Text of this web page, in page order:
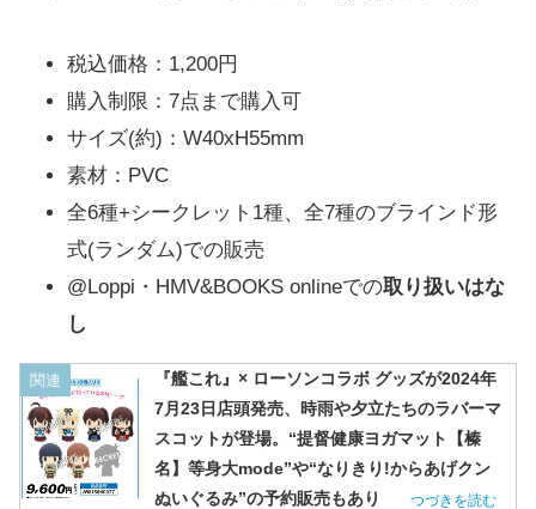
税込価格：1,200円
購入制限：7点まで購入可
サイズ(約)：W40xH55mm
素材：PVC
全6種+シークレット1種、全7種のブラインド形
式(ランダム)での販売
@Loppi・HMV&BOOKS onlineでの取り扱いはな
し
関連
『艦これ』× ローソンコラボ グッズが2024年
7月23日店頭発売、時雨や夕立たちのラバーマ
スコットが登場。“提督健康ヨガマット【榛
名】等身大mode”や“なりきり!からあげクン
ぬいぐるみ”の予約販売もあり